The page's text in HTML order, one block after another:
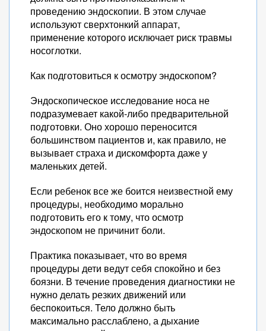
проведению эндоскопии. В этом случае
используют сверхтонкий аппарат,
применение которого исключает риск травмы
носоглотки.
Как подготовиться к осмотру эндоскопом?
Эндоскопическое исследование носа не
подразумевает какой-либо предварительной
подготовки. Оно хорошо переносится
большинством пациентов и, как правило, не
вызывает страха и дискомфорта даже у
маленьких детей.
Если ребенок все же боится неизвестной ему
процедуры, необходимо морально
подготовить его к тому, что осмотр
эндоскопом не причинит боли.
Практика показывает, что во время
процедуры дети ведут себя спокойно и без
боязни. В течение проведения диагностики не
нужно делать резких движений или
беспокоиться. Тело должно быть
максимально расслаблено, а дыхание